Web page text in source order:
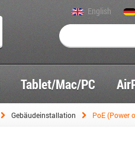
English
Tablet/Mac/PC
Gebäudeinstallation PoE (Power